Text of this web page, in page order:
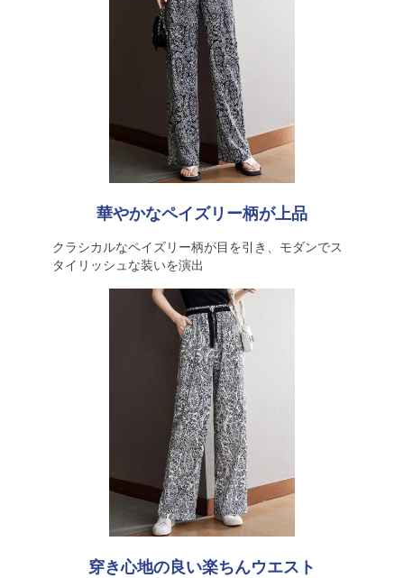
華やかなペイズリー柄が上品
クラシカルなペイズリー柄が目を引き、モダンでス
タイリッシュな装いを演出
穿き心地の良い楽ちんウエスト